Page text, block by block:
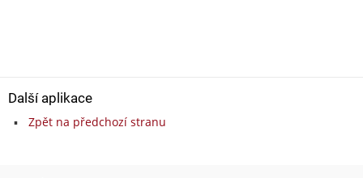
Další aplikace
Zpět na předchozí stranu